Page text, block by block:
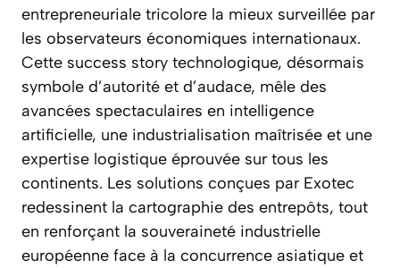
entrepreneuriale tricolore la mieux surveillée par
les observateurs économiques internationaux.
Cette success story technologique, désormais
symbole d’autorité et d’audace, mêle des
avancées spectaculaires en intelligence
artificielle, une industrialisation maîtrisée et une
expertise logistique éprouvée sur tous les
continents. Les solutions conçues par Exotec
redessinent la cartographie des entrepôts, tout
en renforçant la souveraineté industrielle
européenne face à la concurrence asiatique et